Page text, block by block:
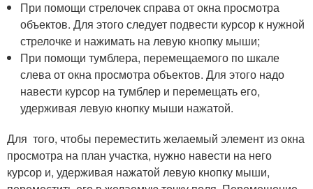
При помощи стрелочек справа от окна просмотра
объектов. Для этого следует подвести курсор к нужной
стрелочке и нажимать на левую кнопку мыши;
При помощи тумблера, перемещаемого по шкале
слева от окна просмотра объектов. Для этого надо
навести курсор на тумблер и перемещать его,
удерживая левую кнопку мыши нажатой.
Для того, чтобы переместить желаемый элемент из окна
просмотра на план участка, нужно навести на него
курсор и, удерживая нажатой левую кнопку мыши,